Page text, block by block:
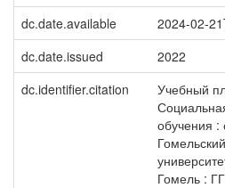
dc.date.available
2024-02-
dc.date.issued
2022
dc.identifier.citation
Учебный
обучения :
Гомель :